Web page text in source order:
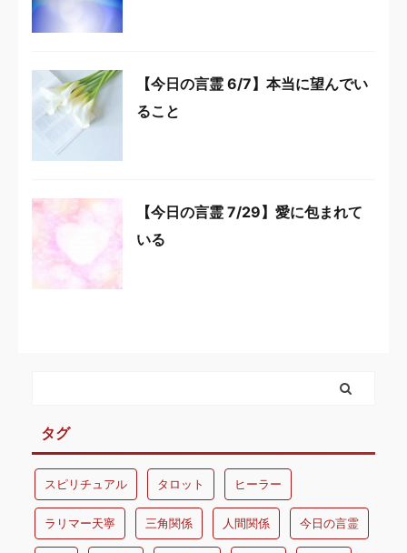
【今日の言霊 6/7】本当に望んでい
ること
【今日の言霊 7/29】愛に包まれて
いる
タグ
スピリチュアル タロット ヒーラー
ラリマー天寧 三角関係 人間関係 今日の言霊